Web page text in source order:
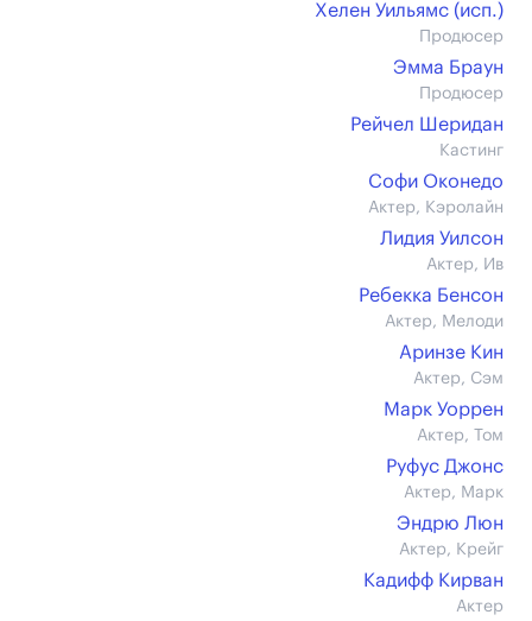
Хелен Уильямс (иcп.)
Продюсер
Эмма Браун
Продюсер
Рейчел Шеридан
Кастинг
Софи Оконедо
Актер, Кэролайн
Лидия Уилсон
Актер, Ив
Ребекка Бенсон
Актер, Мелоди
Аринзе Кин
Актер, Сэм
Марк Уоррен
Актер, Том
Руфус Джонс
Актер, Марк
Эндрю Люн
Актер, Крейг
Кадифф Кирван
Актер